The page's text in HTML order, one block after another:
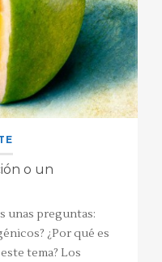
o un
unas preguntas:
¿Por qué es
tema? Los